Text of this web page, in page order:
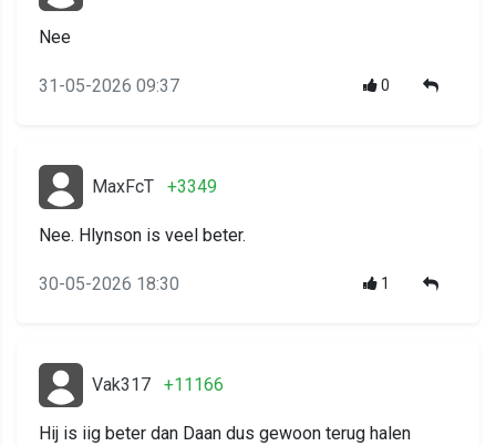
Nee
31-05-2026 09:37 0
MaxFcT +3349
Nee. Hlynson is veel beter.
30-05-2026 18:30 1
Vak317 +11166
Hij is iig beter dan Daan dus gewoon terug halen